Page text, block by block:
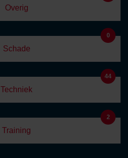
Overig
Schade
0
Techniek
44
Training
2